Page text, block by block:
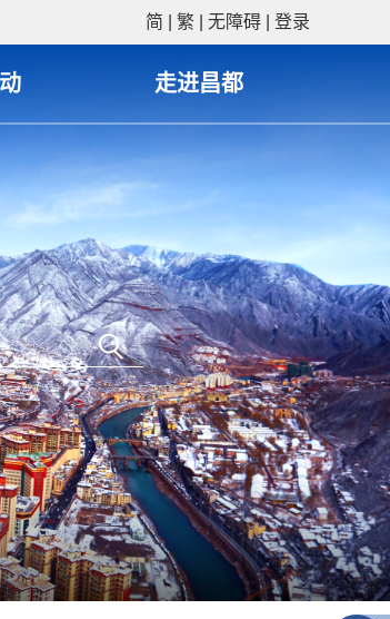
简 繁 无障碍 登录
走进昌都